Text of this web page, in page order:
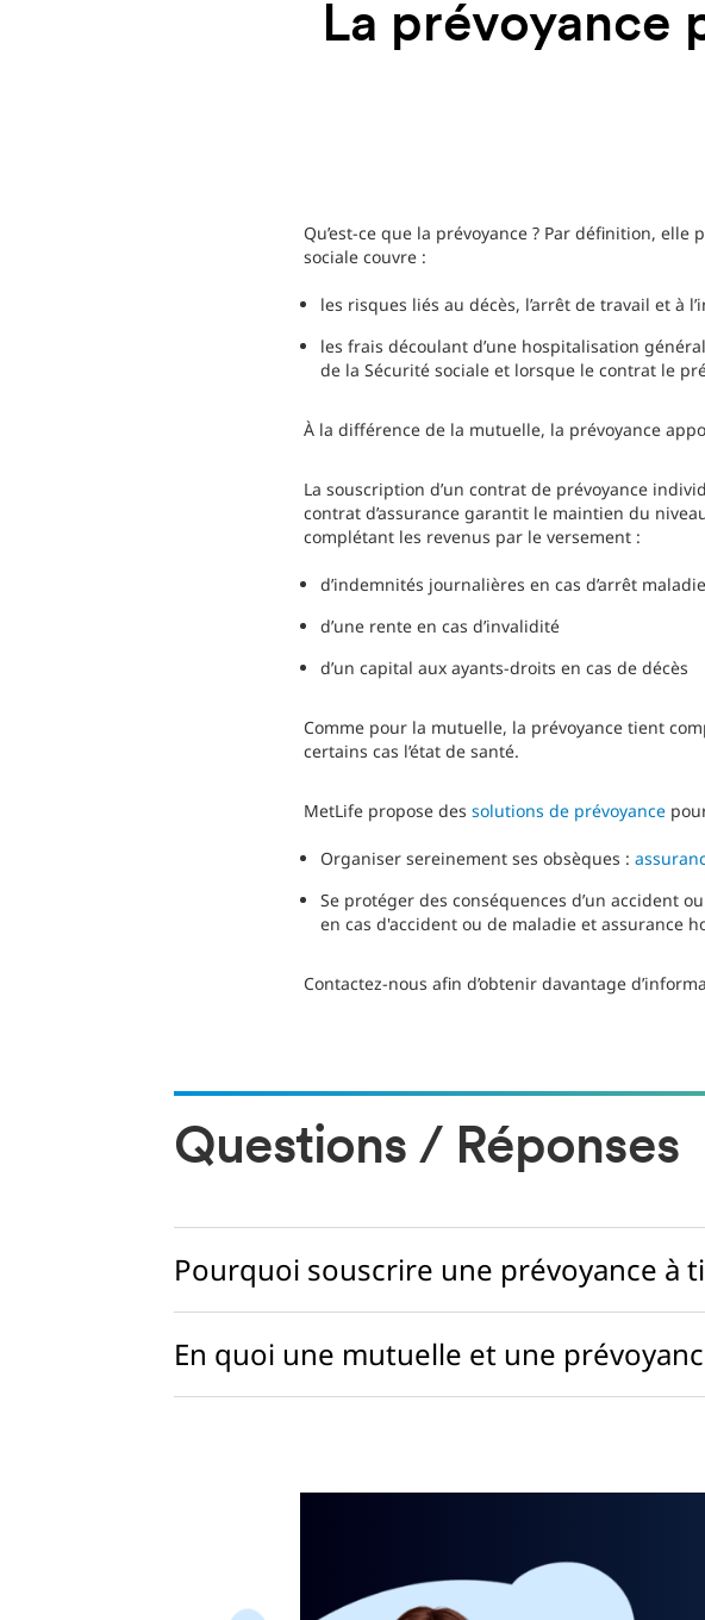
La prévoyance
Qu’est-ce que la prévoyance ? Par définition,
sociale couvre :
les risques liés au décès, l’arrêt de travail et à
les frais découlant d’une hospitalisation
de la Sécurité sociale et lorsque le contrat le
À la différence de la mutuelle, la prévoyance
La souscription d’un contrat de prévoyance
contrat d’assurance garantit le maintien du
complétant les revenus par le versement :
d’indemnités journalières en cas d’arrêt
d’une rente en cas d’invalidité
d’un capital aux ayants-droits en cas de décès
Comme pour la mutuelle, la prévoyance tient
certains cas l’état de santé.
MetLife propose des solutions de prévoyance
Organiser sereinement ses obsèques :
Se protéger des conséquences d’un accident
en cas d'accident ou de maladie et assurance
Contactez-nous afin d’obtenir davantage
Questions / Réponses
Pourquoi souscrire une prévoyance à
En quoi une mutuelle et une